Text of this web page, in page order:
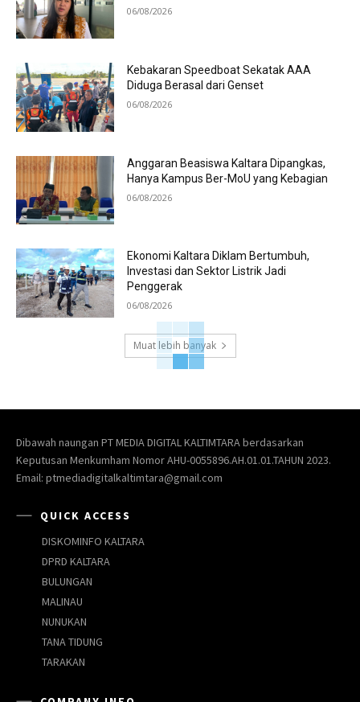
06/08/2026
Kebakaran Speedboat Sekatak AAA
Diduga Berasal dari Genset
06/08/2026
Anggaran Beasiswa Kaltara Dipangkas,
Hanya Kampus Ber-MoU yang Kebagian
06/08/2026
Ekonomi Kaltara Diklam Bertumbuh,
Investasi dan Sektor Listrik Jadi
Penggerak
06/08/2026
Muat lebih banyak
Dibawah naungan PT MEDIA DIGITAL KALTIMTARA berdasarkan
Keputusan Menkumham Nomor AHU-0055896.AH.01.01.TAHUN 2023.
Email: ptmediadigitalkaltimtara@gmail.com
QUICK ACCESS
DISKOMINFO KALTARA
DPRD KALTARA
BULUNGAN
MALINAU
NUNUKAN
TANA TIDUNG
TARAKAN